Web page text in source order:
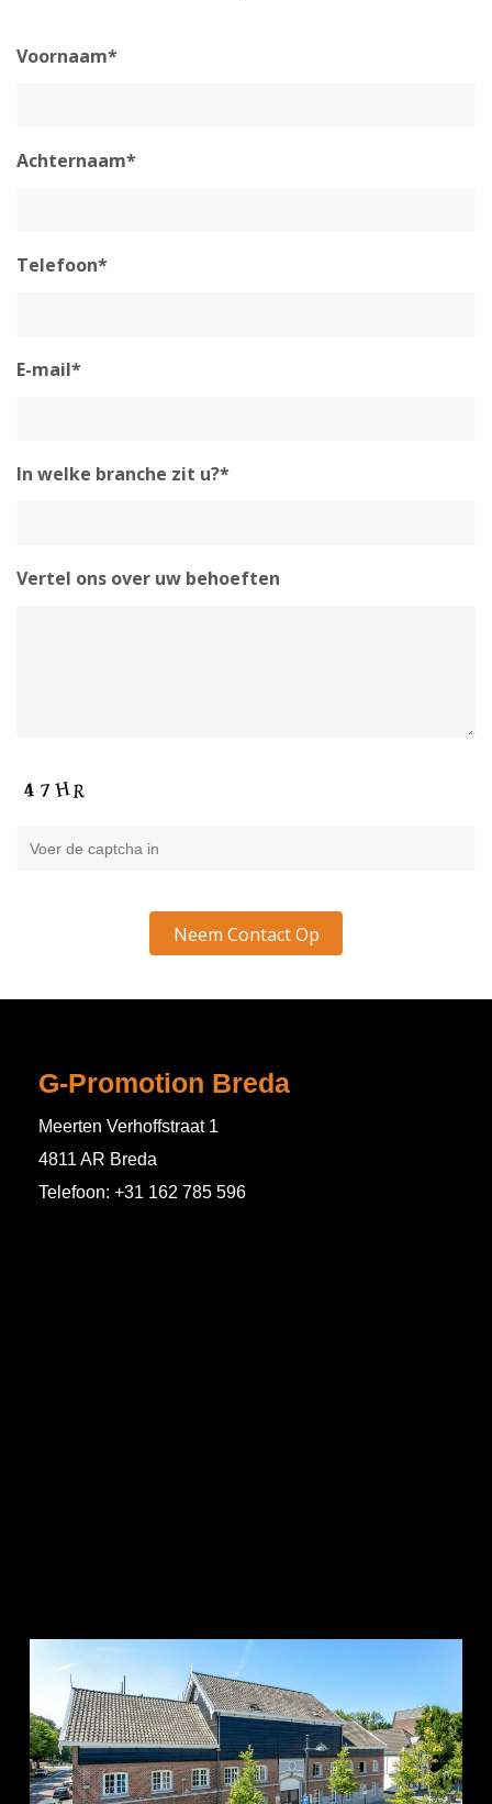
Voornaam*
Achternaam*
Telefoon*
E-mail*
In welke branche zit u?*
Vertel ons over uw behoeften
G-Promotion Breda
Meerten Verhoffstraat 1
4811 AR Breda
Telefoon: +31 162 785 596